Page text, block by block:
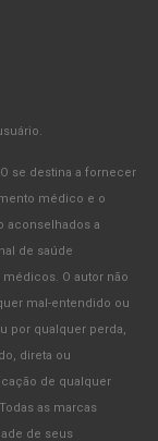
se destina a fornecer
médico e o
aconselhados a
de saúde
O autor não
mal-entendido ou
por qualquer perda,
direta ou
de qualquer
as marcas
de seus